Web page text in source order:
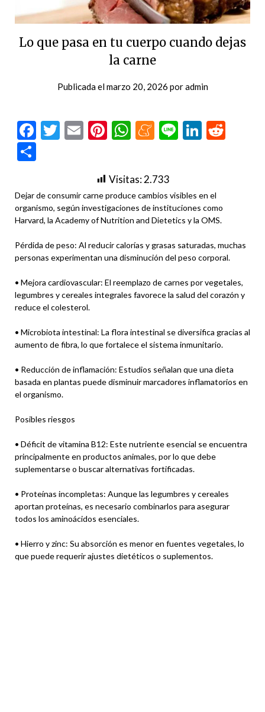
Lo que pasa en tu cuerpo cuando dejas
la carne
Publicada elmarzo 20, 2026 poradmin
Facebook
Twitter
EmailPinterest
WhatsApp
Meneame
Line
Visitas:2.733
Dejar de consumir carne produce cambios visibles en el
organismo, según investigaciones de instituciones como
Harvard, la Academy of Nutrition and Dietetics y la OMS.
Pérdida de peso: Al reducir calorías y grasas saturadas, muchas
personas experimentan una disminución del peso corporal.
• Mejora cardiovascular: El reemplazo de carnes por vegetales,
legumbres y cereales integrales favorece la salud del corazón y
reduce el colesterol.
• Microbiota intestinal: La flora intestinal se diversifica gracias al
aumento de fibra, lo que fortalece el sistema inmunitario.
• Reducción de inflamación: Estudios señalan que una dieta
basada en plantas puede disminuir marcadores inflamatorios en
el organismo.
Posibles riesgos
• Déficit de vitamina B12: Este nutriente esencial se encuentra
principalmente en productos animales, por lo que debe
suplementarse o buscar alternativas fortificadas.
• Proteínas incompletas: Aunque las legumbres y cereales
aportan proteínas, es necesario combinarlos para asegurar
todos los aminoácidos esenciales.
• Hierro y zinc: Su absorción es menor en fuentes vegetales, lo
que puede requerir ajustes dietéticos o suplementos.